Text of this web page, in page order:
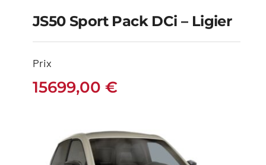
JS50 Sport Pack DCi –
15699,00
JS50 Sport Pack DCi – Ligier
Prix
15699,00 €